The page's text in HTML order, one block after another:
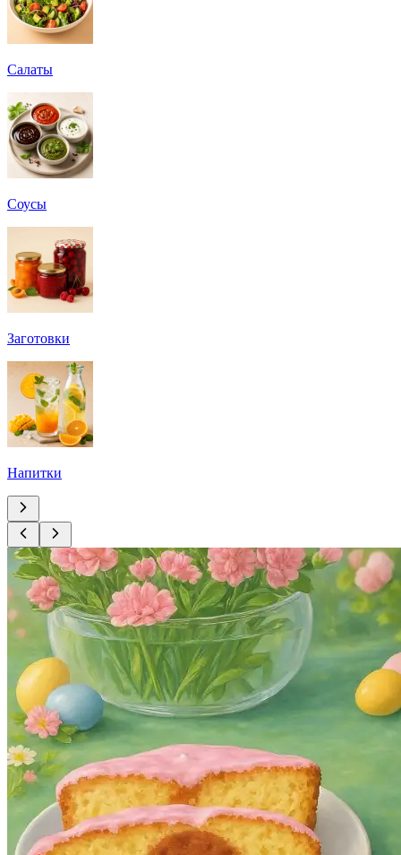
Салаты
Соусы
Заготовки
Напитки